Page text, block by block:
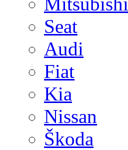
Seat
Audi
Fiat
Kia
Nissan
Škoda